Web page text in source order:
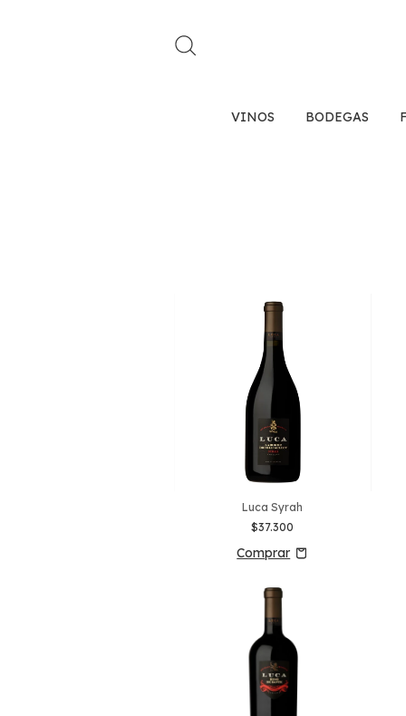
VINOS BODEGAS
Luca Syrah
$37.300